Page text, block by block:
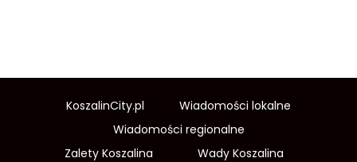
KoszalinCity.pl
Wiadomości lokalne
Wiadomości regionalne
Zalety Koszalina
Wady Koszalina